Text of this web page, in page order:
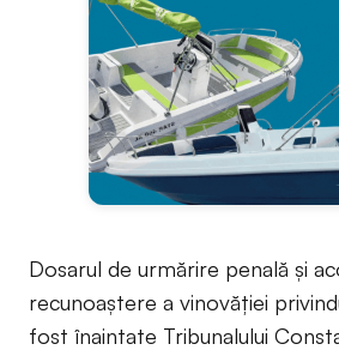
Dosarul de urmărire penală și
recunoaștere a vinovăției
fost înaintate Tribunalului